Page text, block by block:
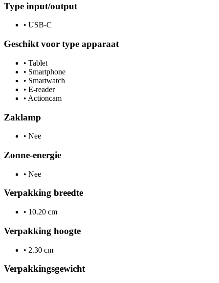
Type input/output
• USB-C
Geschikt voor type apparaat
• Tablet
• Smartphone
• Smartwatch
• E-reader
• Actioncam
Zaklamp
• Nee
Zonne-energie
• Nee
Verpakking breedte
• 10.20 cm
Verpakking hoogte
• 2.30 cm
Verpakkingsgewicht